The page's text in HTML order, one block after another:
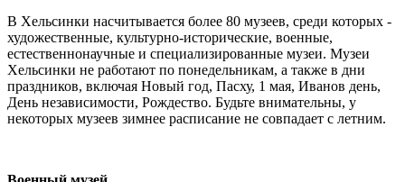
В Хельсинки насчитывается более 80 музеев, среди которых -
художественные, культурно-исторические, военные,
естественнонаучные и специализированные музеи. Музеи
Хельсинки не работают по понедельникам, а также в дни
праздников, включая Новый год, Пасху, 1 мая, Иванов день,
День независимости, Рождество. Будьте внимательны, у
некоторых музеев зимнее расписание не совпадает с летним.